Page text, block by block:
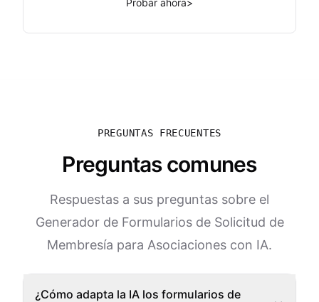
Probar ahora>
PREGUNTAS FRECUENTES
Preguntas comunes
Respuestas a sus preguntas sobre el
Generador de Formularios de Solicitud de
Membresía para Asociaciones con IA.
¿Cómo adapta la IA los formularios de